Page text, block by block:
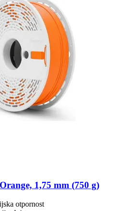
1,75 mm (750 g)
otpornost